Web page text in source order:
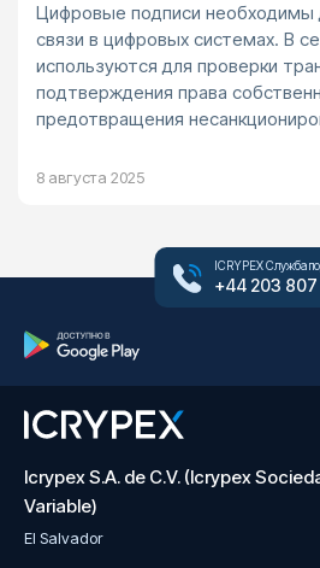
Цифровые подписи необходимы
связи в цифровых системах. В
используются для проверки
подтверждения права
предотвращения
8 августа 2025
ICRYPEX Служба
+44 203 807
Icrypex S.A. de C.V. (Icrypex
Variable)
El Salvador